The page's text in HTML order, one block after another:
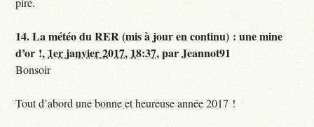
14.La météo du RER (mis à jour en continu) : une mine
d’or !, 1er janvier 2017, 18:37,parJeannot91
Bonsoir
Tout d’abord une bonne et heureuse année 2017 !